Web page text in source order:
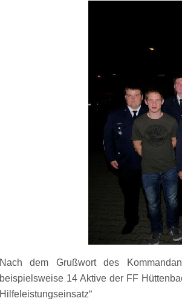
Nach dem Grußwort des
beispielsweise 14 Aktive der FF
Hilfeleistungseinsatz“